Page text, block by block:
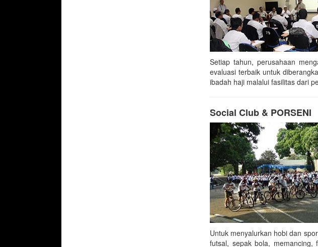
Setiap tahun, perusahaan
evaluasi terbaik untuk
ibadah haji malalui fasilitas dari
Social Club & PORSENI
Untuk menyalurkan hobi dan
futsal, sepak bola,